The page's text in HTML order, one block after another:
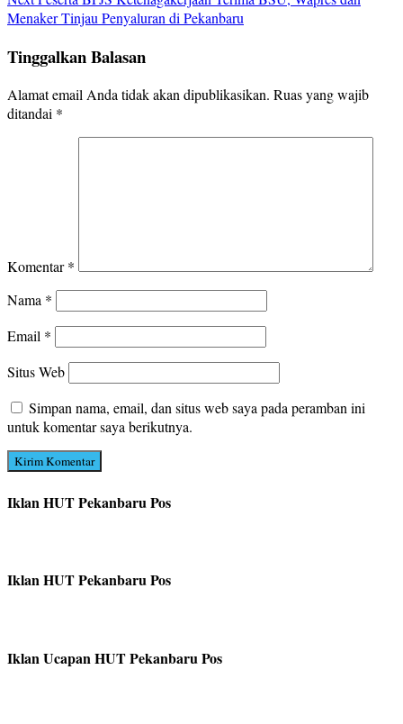
Menaker Tinjau Penyaluran di Pekanbaru
Tinggalkan Balasan
Alamat email Anda tidak akan dipublikasikan. Ruas yang wajib
ditandai *
Komentar*
Nama *
Email *
Situs Web
Simpan nama, email, dan situs web saya pada peramban ini
untuk komentar saya berikutnya.
Iklan HUT Pekanbaru Pos
Iklan HUT Pekanbaru Pos
Iklan Ucapan HUT Pekanbaru Pos